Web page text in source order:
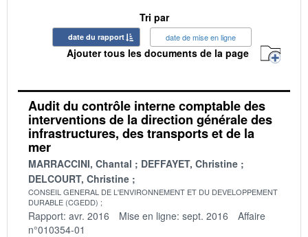
Tri par
date du rapport date de mise en ligne
Ajouter tous les documents de la page
Audit du contrôle interne comptable des
interventions de la direction générale des
infrastructures, des transports et de la
mer
MARRACCINI, Chantal
DEFFAYET, Christine
DELCOURT, Christine
CONSEIL GENERAL DE L'ENVIRONNEMENT ET DU DEVELOPPEMENT
DURABLE (CGEDD)
Rapport: avr. 2016 Mise en ligne: sept. 2016
Affaire
n°010354-01